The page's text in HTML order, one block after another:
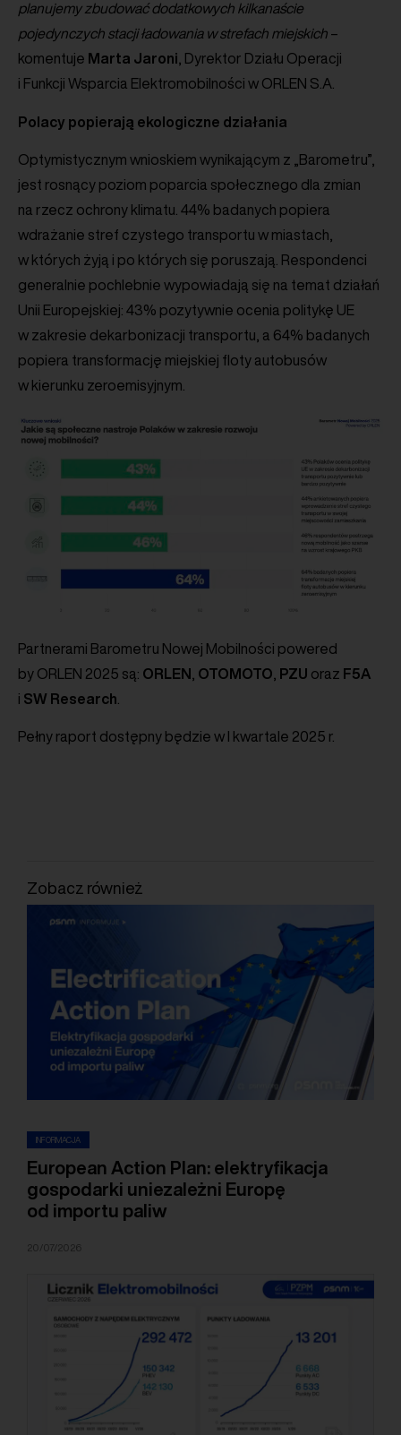
planujemy zbudować dodatkowych kilkanaście
pojedynczych stacji ładowania w strefach miejskich –
komentuje Marta Jaroni , Dyrektor Działu Operacji
i Funkcji Wsparcia Elektromobilności w ORLEN S.A.
Polacy popierają ekologiczne działania
Optymistycznym wnioskiem wynikającym z „Barometru”,
jest rosnący poziom poparcia społecznego dla zmian
na rzecz ochrony klimatu. 44% badanych popiera
wdrażanie stref czystego transportu w miastach,
w których żyją i po których się poruszają. Respondenci
generalnie pochlebnie wypowiadają się na temat działań
Unii Europejskiej: 43% pozytywnie ocenia politykę UE
w zakresie dekarbonizacji transportu, a 64% badanych
popiera transformację miejskiej floty autobusów
w kierunku zeroemisyjnym.
Partnerami Barometru Nowej Mobilności powered
by ORLEN 2025 są: ORLEN OTOMOTO PZU oraz F5A
i SW Research
Pełny raport dostępny będzie w I kwartale 2025 r.
Zobacz również
INFORMACJA
European Action Plan: elektryfikacja
gospodarki uniezależni Europę
od importu paliw
20/07/2026